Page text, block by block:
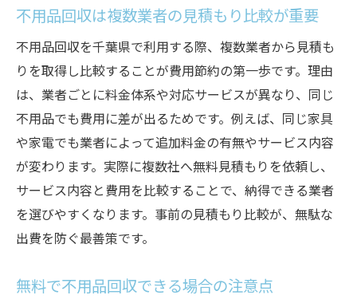
定術
ぼったくりやトラブルを防ぐ口コミの見極
め方
口コミ情報を参考に安心して依頼する方法
不用品回収費用を抑え信頼性を高めるコツ
不用品回収は複数業者の見積もり比較が重要
不用品回収を千葉県で利用する際、複数業者から見積も
りを取得し比較することが費用節約の第一歩です。理由
は、業者ごとに料金体系や対応サービスが異なり、同じ
不用品でも費用に差が出るためです。例えば、同じ家具
や家電でも業者によって追加料金の有無やサービス内容
が変わります。実際に複数社へ無料見積もりを依頼し、
サービス内容と費用を比較することで、納得できる業者
を選びやすくなります。事前の見積もり比較が、無駄な
出費を防ぐ最善策です。
無料で不用品回収できる場合の注意点